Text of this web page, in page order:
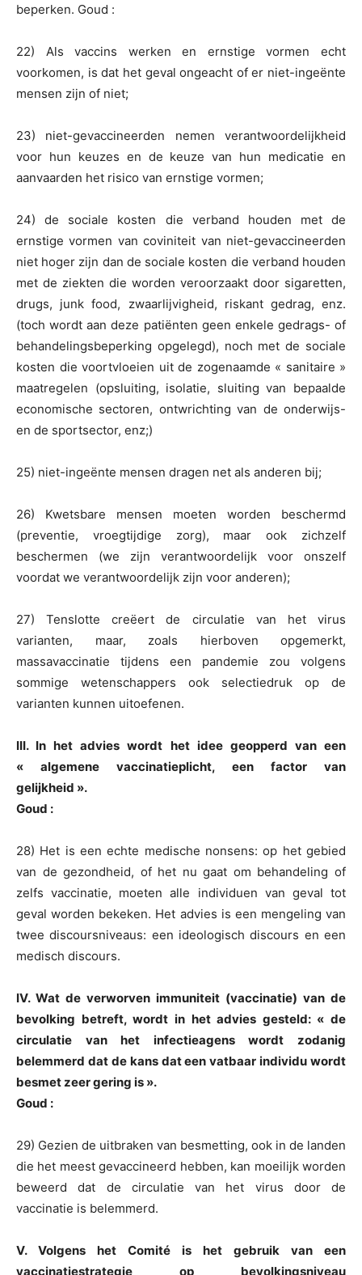
beperken. Goud :
22) Als vaccins werken en ernstige vormen echt
voorkomen, is dat het geval ongeacht of er niet-ingeënte
mensen zijn of niet;
23) niet-gevaccineerden nemen verantwoordelijkheid
voor hun keuzes en de keuze van hun medicatie en
aanvaarden het risico van ernstige vormen;
24) de sociale kosten die verband houden met de
ernstige vormen van coviniteit van niet-gevaccineerden
niet hoger zijn dan de sociale kosten die verband houden
met de ziekten die worden veroorzaakt door sigaretten,
drugs, junk food, zwaarlijvigheid, riskant gedrag, enz.
(toch wordt aan deze patiënten geen enkele gedrags- of
behandelingsbeperking opgelegd), noch met de sociale
kosten die voortvloeien uit de zogenaamde « sanitaire »
maatregelen (opsluiting, isolatie, sluiting van bepaalde
economische sectoren, ontwrichting van de onderwijs-
en de sportsector, enz;)
25) niet-ingeënte mensen dragen net als anderen bij;
26) Kwetsbare mensen moeten worden beschermd
(preventie, vroegtijdige zorg), maar ook zichzelf
beschermen (we zijn verantwoordelijk voor onszelf
voordat we verantwoordelijk zijn voor anderen);
27) Tenslotte creëert de circulatie van het virus
varianten, maar, zoals hierboven opgemerkt,
massavaccinatie tijdens een pandemie zou volgens
sommige wetenschappers ook selectiedruk op de
varianten kunnen uitoefenen.
III. In het advies wordt het idee geopperd van een
« algemene vaccinatieplicht, een factor van
gelijkheid ».
Goud :
28) Het is een echte medische nonsens: op het gebied
van de gezondheid, of het nu gaat om behandeling of
zelfs vaccinatie, moeten alle individuen van geval tot
geval worden bekeken. Het advies is een mengeling van
twee discoursniveaus: een ideologisch discours en een
medisch discours.
IV. Wat de verworven immuniteit (vaccinatie) van de
bevolking betreft, wordt in het advies gesteld: « de
circulatie van het infectieagens wordt zodanig
belemmerd dat de kans dat een vatbaar individu wordt
besmet zeer gering is ».
Goud :
29) Gezien de uitbraken van besmetting, ook in de landen
die het meest gevaccineerd hebben, kan moeilijk worden
beweerd dat de circulatie van het virus door de
vaccinatie is belemmerd.
V. Volgens het Comité is het gebruik van een
vaccinatiestrategie op bevolkingsniveau